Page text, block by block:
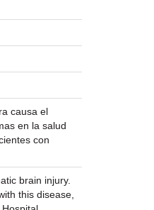
causa el
en la salud
con
brain injury.
this disease,